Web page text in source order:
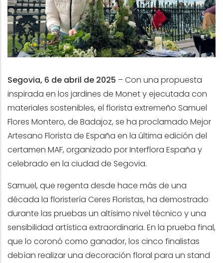
Segovia, 6 de abril de 2025 –Con una propuesta
inspirada en los jardines de Monet y ejecutada con
materiales sostenibles, el florista extremeño Samuel
Flores Montero, de Badajoz, se ha proclamado Mejor
Artesano Florista de España en la última edición del
certamen MAF, organizado por Interflora España y
celebrado en la ciudad de Segovia.
Samuel, que regenta desde hace más de una
década la floristería Ceres Floristas, ha demostrado
durante las pruebas un altísimo nivel técnico y una
sensibilidad artística extraordinaria. En la prueba final,
que lo coronó como ganador, los cinco finalistas
debían realizar una decoración floral para un stand